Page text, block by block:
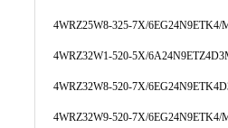
4WRZ25W8-325-7X/6EG24N9ETK4/
4WRZ32W1-520-5X/
4WRZ32W8-520-7X/
4WRZ32W9-520-7X/6EG24N9ETK4/